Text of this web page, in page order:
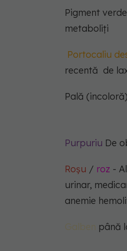
Pigment
metaboliți
Portocaliu
recentă de
Pală
Purpuriu De
Roșu / roz -
urinar,
anemie
Galben până